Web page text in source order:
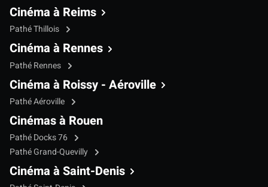
Cinéma à Reims
Pathé Thillois
Cinéma à Rennes
Pathé Rennes
Cinéma à Roissy - Aéroville
Pathé Aéroville
Cinémas à Rouen
Pathé Docks 76
Pathé Grand-Quevilly
Cinéma à Saint-Denis